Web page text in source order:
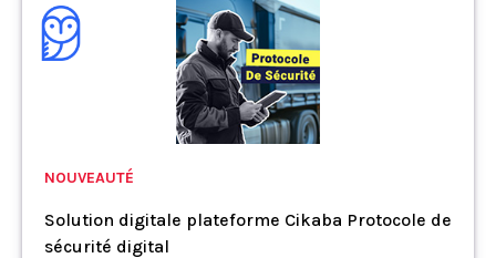
NOUVEAUTÉ
Solution digitale plateforme Cikaba Protocole de
sécurité digital